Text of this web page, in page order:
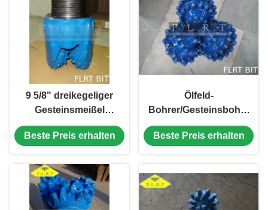
9 5/8" dreikegeliger
Gesteinsmeißel
Bohrer/drei
FSA517GT mit Zutat-
Beste Preis erhalten
Ölfeld-
Bohrer/Gesteinsbohrer-
Bohrer versiegelten
Gleitlager mit
Beste Preis erhalten